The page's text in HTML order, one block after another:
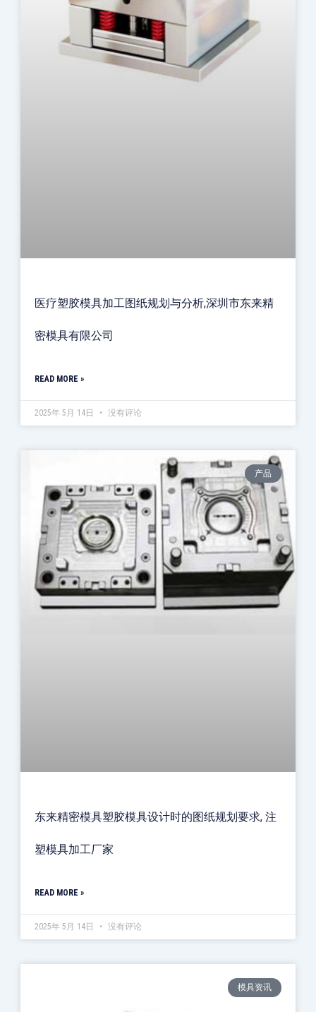
医疗塑胶模具加工图纸规划与分析,深圳市东来精
密模具有限公司
READ MORE »
2025年 5月 14日 没有评论
产品
东来精密模具塑胶模具设计时的图纸规划要求, 注
塑模具加工厂家
READ MORE »
2025年 5月 14日 没有评论
模具资讯